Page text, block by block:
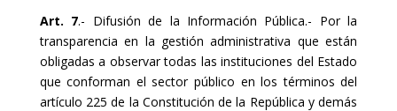
Art. 7.- Difusión de la Información Pública.- Por la
transparencia en la gestión administrativa que están
obligadas a observar todas las instituciones del Estado
que conforman el sector público en los términos del
artículo 225 de la Constitución de la República y demás